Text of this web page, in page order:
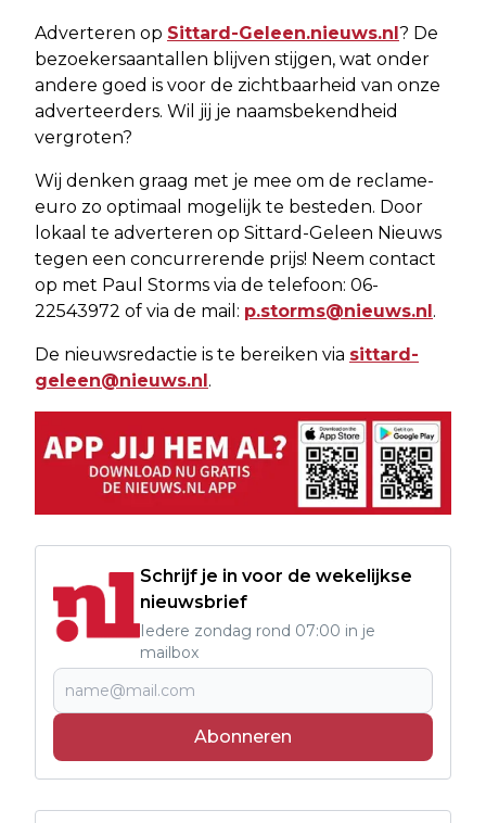
Adverteren op Sittard-Geleen.nieuws.nl ? De
bezoekersaantallen blijven stijgen, wat onder
andere goed is voor de zichtbaarheid van onze
adverteerders. Wil jij je naamsbekendheid
vergroten?
Wij denken graag met je mee om de reclame-
euro zo optimaal mogelijk te besteden. Door
lokaal te adverteren op Sittard-Geleen Nieuws
tegen een concurrerende prijs! Neem contact
op met Paul Storms via de telefoon: 06-
22543972 of via de mail: p.storms@nieuws.nl .
De nieuwsredactie is te bereiken via sittard-
geleen@nieuws.nl .
Schrijf je in voor de wekelijkse
nieuwsbrief
Iedere zondag rond 07:00 in je
mailbox
Abonneren